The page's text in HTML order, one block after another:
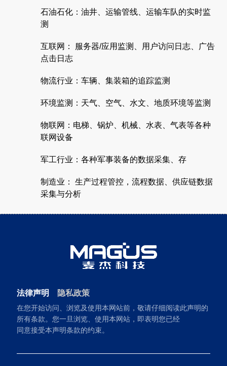
石油石化：油井、运输管线、运输车队的实时监
测
互联网： 服务器/应用监测、用户访问日志、广告
点击日志
物流行业：车辆、集装箱的追踪监测
环境监测：天气、空气、水文、地质环境等监测
物联网：电梯、锅炉、机械、水表、气表等各种
联网设备
军工行业：各种军事装备的数据采集、存
制造业： 生产过程管控，流程数据、供应链数据
采集与分析
法律声明 隐私政策
在您开始访问、浏览及使用本网站前，敬请仔细阅读此声明的
所有条款。您一旦浏览、使用本网站，即表明您已经
同意接受本声明条款的约束。